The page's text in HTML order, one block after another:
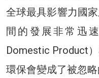
全球最具影響力國
間的發展非常迅
Domestic Product
環保會變成了被忽略